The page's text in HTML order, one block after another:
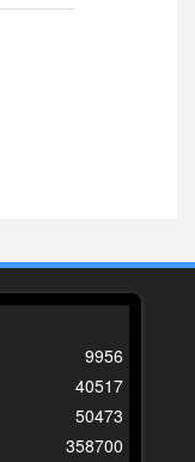
9956
40517
50473
358700